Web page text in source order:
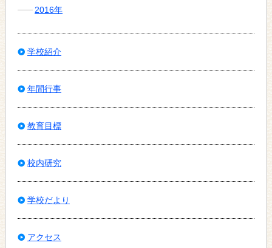
2016年
学校紹介
年間行事
教育目標
校内研究
学校だより
アクセス